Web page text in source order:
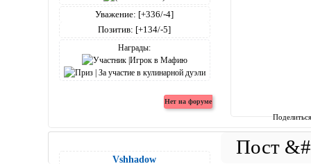
Уважение: [+336/-4]
Позитив: [+134/-5]
Награды:
Vshhadow